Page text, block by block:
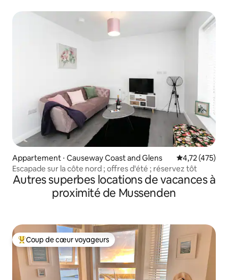
Appartement ⋅ Causeway Coast and Glens Évaluation
4,72 (475)
Escapade sur la côte nord ; offres d'été ; réservez tôt
Autres superbes locations de vacances à
proximité de Mussenden
Coups de cœur voyageurs les plus appréciés
Coup de cœur voyageurs